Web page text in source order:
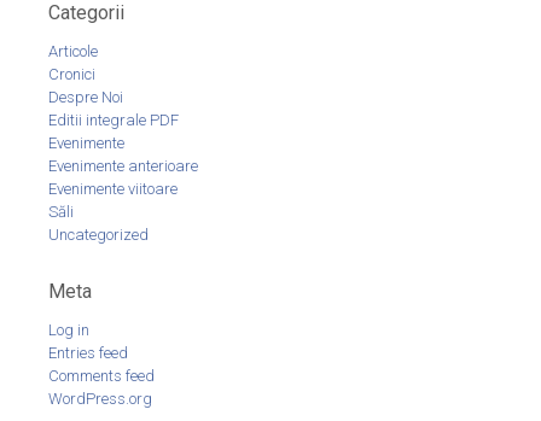
Categorii
Articole
Cronici
Despre Noi
Editii integrale PDF
Evenimente
Evenimente anterioare
Evenimente viitoare
Săli
Uncategorized
Meta
Log in
Entries feed
Comments feed
WordPress.org